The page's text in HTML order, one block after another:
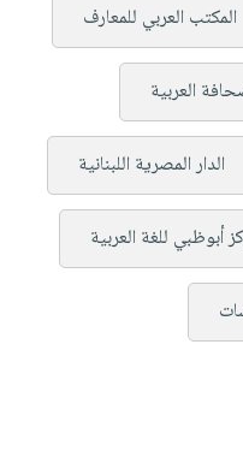
المكتب العربي للمعارف
العربية
الدار المصرية اللبنانية
أبوظبي للغة العربية